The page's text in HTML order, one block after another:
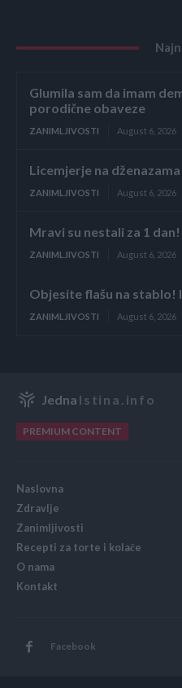
Glumila sam da imam
porodične obaveze
ZANIMLJIVOSTI August 6, 2026
Licemjerje na
ZANIMLJIVOSTI August 6, 2026
Mravi su nestali za 1
ZANIMLJIVOSTI August 6, 2026
Objesite flašu na stablo!
ZANIMLJIVOSTI August 6, 2026
Jedna Istina.info
PREMIUM CONTENT
Naslovna
Zdravlje
Zanimljivosti
Recepti za torte i kolače
O nama
Kontakt
Facebook